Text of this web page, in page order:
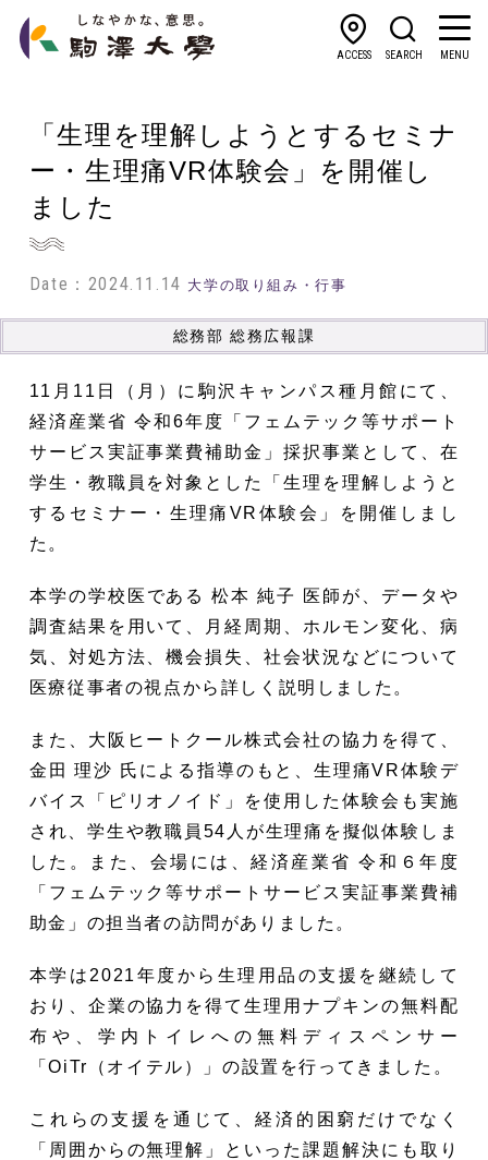
ACCESS SEARCH MENU
「生理を理解しようとするセミナ
ー・生理痛VR体験会」を開催し
ました
Date：2024.11.14 大学の取り組み・行事
総務部 総務広報課
11月11日（月）に駒沢キャンパス種月館にて、
経済産業省 令和6年度「フェムテック等サポート
サービス実証事業費補助金」採択事業として、在
学生・教職員を対象とした「生理を理解しようと
するセミナー・生理痛VR体験会」を開催しまし
た。
本学の学校医である 松本 純子 医師が、データや
調査結果を用いて、月経周期、ホルモン変化、病
気、対処方法、機会損失、社会状況などについて
医療従事者の視点から詳しく説明しました。
また、大阪ヒートクール株式会社の協力を得て、
金田 理沙 氏による指導のもと、生理痛VR体験デ
バイス「ピリオノイド」を使用した体験会も実施
され、学生や教職員54人が生理痛を擬似体験しま
した。また、会場には、経済産業省 令和６年度
「フェムテック等サポートサービス実証事業費補
助金」の担当者の訪問がありました。
本学は2021年度から生理用品の支援を継続して
おり、企業の協力を得て生理用ナプキンの無料配
布や、学内トイレへの無料ディスペンサー
「OiTr（オイテル）」の設置を行ってきました。
これらの支援を通じて、経済的困窮だけでなく
「周囲からの無理解」といった課題解決にも取り